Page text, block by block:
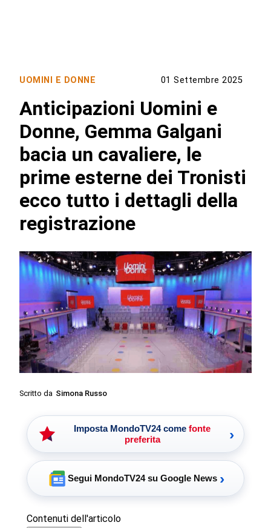
UOMINI E DONNE 01 Settembre 2025
Anticipazioni Uomini e
Donne, Gemma Galgani
bacia un cavaliere, le
prime esterne dei Tronisti
ecco tutto i dettagli della
registrazione
Scritto da Simona Russo
Imposta MondoTV24 come fonte
preferita
›
Segui MondoTV24 su Google News ›
Contenuti dell'articolo